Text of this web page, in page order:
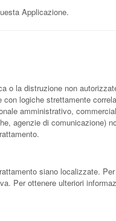
Applicazione.
o la distruzione non
logiche strettamente
amministrativo,
agenzie di comunicazione)
siano localizzate.
Per ottenere ulteriori